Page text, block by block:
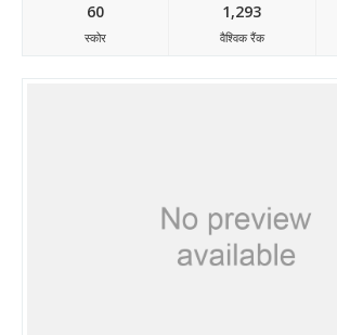
60
स्कोर
1,293
वैश्विक रैंक